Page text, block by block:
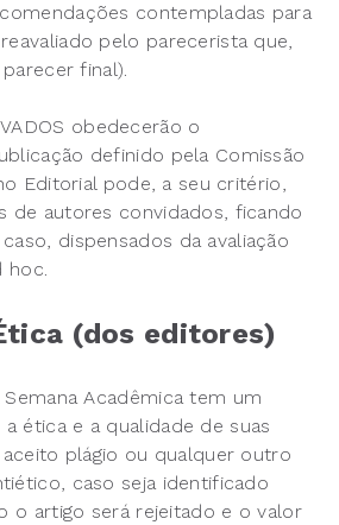
contempladas para
pelo parecerista que,
final).
obedecerão o
definido pela Comissão
Editorial pode, a seu critério,
de autores convidados, ficando
dispensados da avaliação
hoc.
(dos editores)
Acadêmica tem um
ética e a qualidade de suas
plágio ou qualquer outro
caso seja identificado
o artigo será rejeitado e o valor